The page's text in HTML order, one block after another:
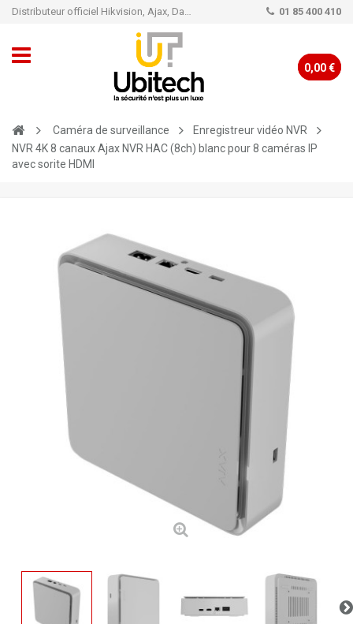
Distributeur officiel Hikvision, Ajax, Dahua, TP-Link - Caméra de vidéo surveillance - Alarme 01 85 400 410
0,00 €
Caméra de surveillance
Enregistreur vidéo NVR
NVR 4K 8 canaux Ajax NVR HAC (8ch) blanc pour 8 caméras IP
avec sorite HDMI